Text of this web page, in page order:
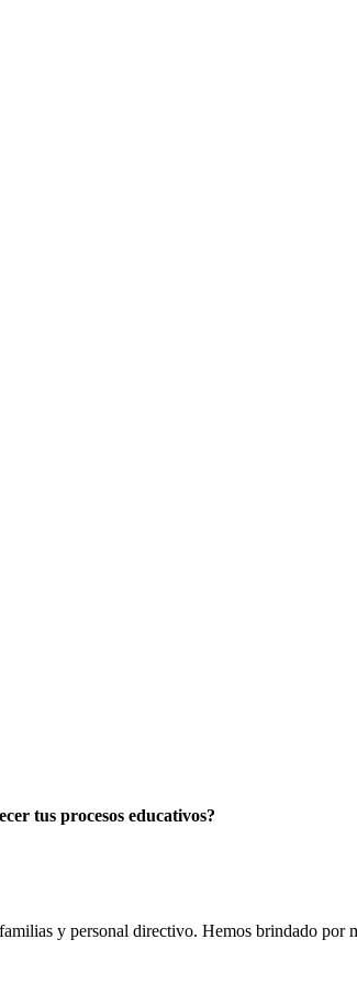
tus procesos educativos?
y personal directivo. Hemos brindado por